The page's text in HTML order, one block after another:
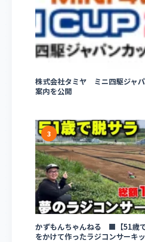
株式会社タミヤ ミニ四駆ジャ
案内を公開
3
かずもんちゃんねる ■【51歳
をかけて作ったラジコンサーキ